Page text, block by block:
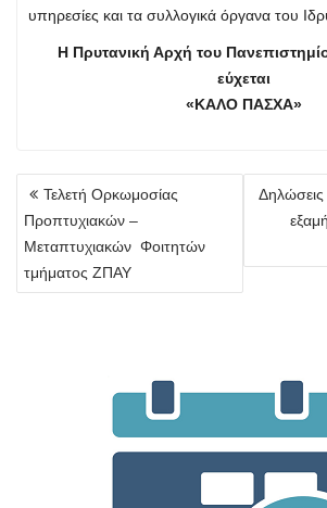
υπηρεσίες και τα συλλογικά όργανα του
Η Πρυτανική Αρχή του
εύχεται
«ΚΑΛΟ ΠΑΣΧΑ»
Πλοήγηση
άρθρων
Τελετή Ορκωμοσίας
Προπτυχιακών –
Μεταπτυχιακών Φοιτητών
τμήματος ΖΠΑΥ